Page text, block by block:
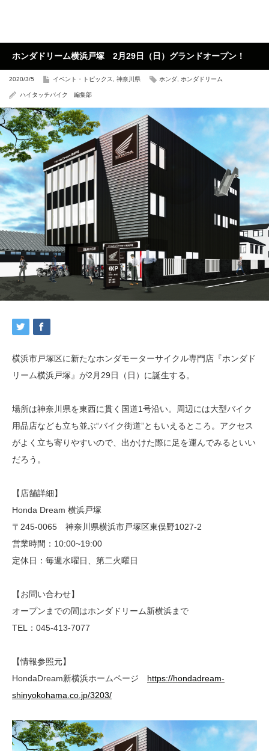
ホンダドリーム横浜戸塚 2月29日（日）グランドオープン！
2020/3/5 イベント・トピックス 神奈川県 ホンダ ホンダドリーム
ハイタッチバイク 編集部
横浜市戸塚区に新たなホンダモーターサイクル専門店『ホンダド
リーム横浜戸塚』が2月29日（日）に誕生する。
場所は神奈川県を東西に貫く国道1号沿い。周辺には大型バイク
用品店なども立ち並ぶ“バイク街道”ともいえるところ。アクセス
がよく立ち寄りやすいので、出かけた際に足を運んでみるといい
だろう。
【店舗詳細】
Honda Dream 横浜戸塚
〒245-0065 神奈川県横浜市戸塚区東俣野1027-2
営業時間：10:00~19:00
定休日：毎週水曜日、第二火曜日
【お問い合わせ】
オープンまでの間はホンダドリーム新横浜まで
TEL：045-413-7077
【情報参照元】
HondaDream新横浜ホームページ https://hondadream-
shinyokohama.co.jp/3203/